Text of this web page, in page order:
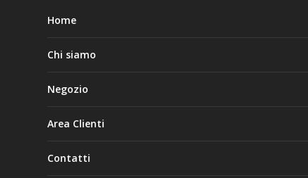
Home
Chi siamo
Negozio
Area Clienti
Contatti